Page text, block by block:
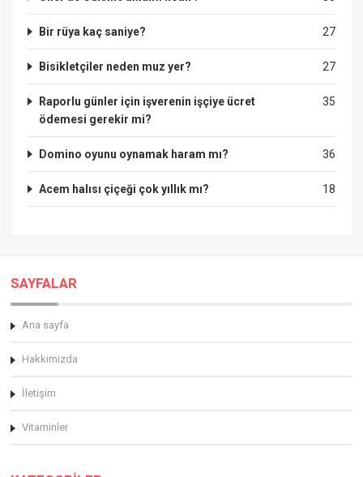
27
Bir rüya kaç saniye?
27
Bisikletçiler neden muz yer?
35
Raporlu günler için işverenin işçiye ücret
ödemesi gerekir mi?
36
Domino oyunu oynamak haram mı?
18
Acem halısı çiçeği çok yıllık mı?
SAYFALAR
Ana sayfa
Hakkimizda
İletişim
Vitaminler